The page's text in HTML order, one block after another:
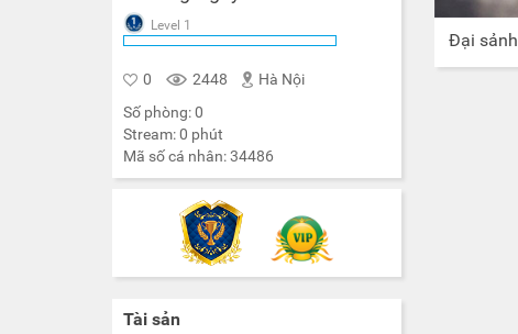
Level 1
0 2448
Hà Nội
Số phòng:0
Stream:0 phút
Mã số cá nhân:34486
Tài sản
Đại sảnh